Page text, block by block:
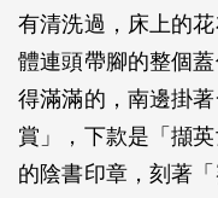
有清洗過，床上的
體連頭帶腳的整個
得滿滿的，南邊掛
賞」，下款是「擷
的陰書印章，刻著